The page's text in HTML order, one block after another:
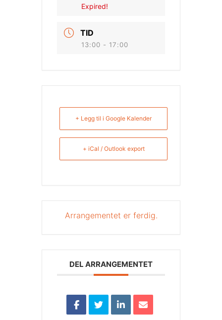
Expired!
TID
13:00 - 17:00
+ Legg til i Google Kalender
+ iCal / Outlook export
Arrangementet er ferdig.
DEL ARRANGEMENTET